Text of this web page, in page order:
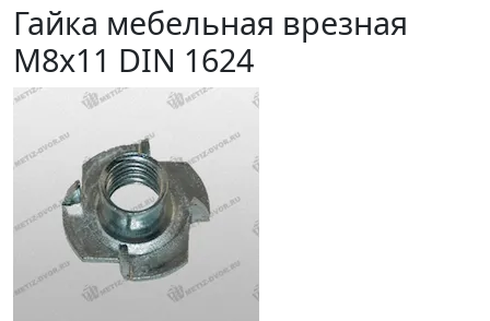
Гайка мебельная врезная
M8x11 DIN 1624